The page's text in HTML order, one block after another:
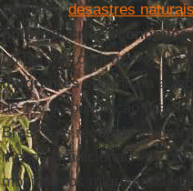
conflitos,desastres naturais
pobreza,crise econômica
no país de origem. Por um
imigrantescontinuam a
de 1% da população
Brasil tem recebido
menos “tradicionais” se
movimentos migratórios